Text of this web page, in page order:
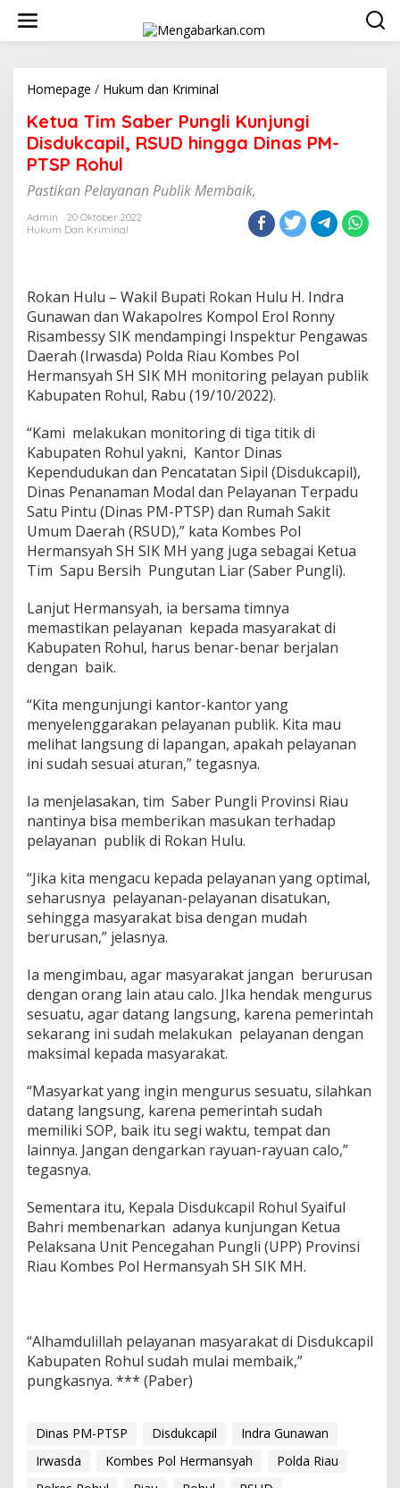
konten
Homepage / Hukum dan Kriminal
Saber
Pungli
Kunjungi
RSUD
hingga
Dinas
Ketua Tim Saber Pungli Kunjungi
Disdukcapil, RSUD hingga Dinas PM-
PTSP Rohul
Pastikan Pelayanan Publik Membaik,
Admin
20 Oktober 2022
Hukum Dan Kriminal
Rokan Hulu – Wakil Bupati Rokan Hulu H. Indra
Gunawan dan Wakapolres Kompol Erol Ronny
Risambessy SIK mendampingi Inspektur Pengawas
Daerah (Irwasda) Polda Riau Kombes Pol
Hermansyah SH SIK MH monitoring pelayan publik
Kabupaten Rohul, Rabu (19/10/2022).
“Kami melakukan monitoring di tiga titik di
Kabupaten Rohul yakni, Kantor Dinas
Kependudukan dan Pencatatan Sipil (Disdukcapil),
Dinas Penanaman Modal dan Pelayanan Terpadu
Satu Pintu (Dinas PM-PTSP) dan Rumah Sakit
Umum Daerah (RSUD),” kata Kombes Pol
Hermansyah SH SIK MH yang juga sebagai Ketua
Tim Sapu Bersih Pungutan Liar (Saber Pungli).
Lanjut Hermansyah, ia bersama timnya
memastikan pelayanan kepada masyarakat di
Kabupaten Rohul, harus benar-benar berjalan
dengan baik.
“Kita mengunjungi kantor-kantor yang
menyelenggarakan pelayanan publik. Kita mau
melihat langsung di lapangan, apakah pelayanan
ini sudah sesuai aturan,” tegasnya.
Ia menjelasakan, tim Saber Pungli Provinsi Riau
nantinya bisa memberikan masukan terhadap
pelayanan publik di Rokan Hulu.
“Jika kita mengacu kepada pelayanan yang optimal,
seharusnya pelayanan-pelayanan disatukan,
sehingga masyarakat bisa dengan mudah
berurusan,” jelasnya.
Ia mengimbau, agar masyarakat jangan berurusan
dengan orang lain atau calo. JIka hendak mengurus
sesuatu, agar datang langsung, karena pemerintah
sekarang ini sudah melakukan pelayanan dengan
maksimal kepada masyarakat.
“Masyarkat yang ingin mengurus sesuatu, silahkan
datang langsung, karena pemerintah sudah
memiliki SOP, baik itu segi waktu, tempat dan
lainnya. Jangan dengarkan rayuan-rayuan calo,”
tegasnya.
Sementara itu, Kepala Disdukcapil Rohul Syaiful
Bahri membenarkan adanya kunjungan Ketua
Pelaksana Unit Pencegahan Pungli (UPP) Provinsi
Riau Kombes Pol Hermansyah SH SIK MH.
“Alhamdulillah pelayanan masyarakat di Disdukcapil
Kabupaten Rohul sudah mulai membaik,”
pungkasnya. *** (Paber)
Dinas PM-PTSP Disdukcapil
Indra Gunawan
Irwasda
Kombes Pol Hermansyah
Polda Riau